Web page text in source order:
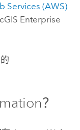
Services (AWS)
Enterprise
？